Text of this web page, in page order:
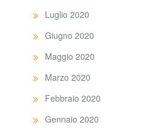
Luglio 2020
Giugno 2020
Maggio 2020
Marzo 2020
Febbraio 2020
Gennaio 2020